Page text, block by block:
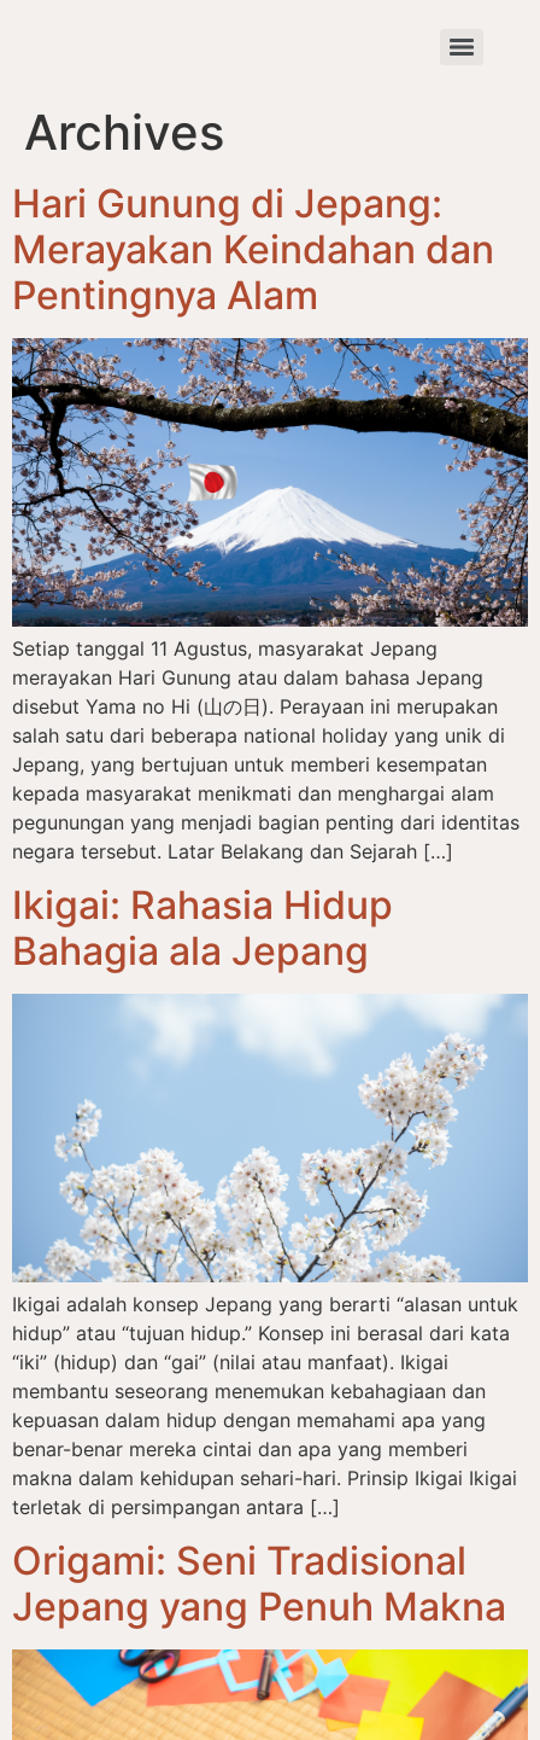
Archives
Hari Gunung di Jepang:
Merayakan Keindahan dan
Pentingnya Alam
Setiap tanggal 11 Agustus, masyarakat Jepang
merayakan Hari Gunung atau dalam bahasa Jepang
disebut Yama no Hi (山の日). Perayaan ini merupakan
salah satu dari beberapa national holiday yang unik di
Jepang, yang bertujuan untuk memberi kesempatan
kepada masyarakat menikmati dan menghargai alam
pegunungan yang menjadi bagian penting dari identitas
negara tersebut. Latar Belakang dan Sejarah […]
Ikigai: Rahasia Hidup
Bahagia ala Jepang
Ikigai adalah konsep Jepang yang berarti “alasan untuk
hidup” atau “tujuan hidup.” Konsep ini berasal dari kata
“iki” (hidup) dan “gai” (nilai atau manfaat). Ikigai
membantu seseorang menemukan kebahagiaan dan
kepuasan dalam hidup dengan memahami apa yang
benar-benar mereka cintai dan apa yang memberi
makna dalam kehidupan sehari-hari. Prinsip Ikigai Ikigai
terletak di persimpangan antara […]
Origami: Seni Tradisional
Jepang yang Penuh Makna